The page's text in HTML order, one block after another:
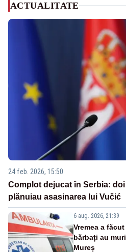
ACTUALITATE
24 feb. 2026, 15:50
Complot dejucat în Serbia:
plănuiau asasinarea lui Vučić
6 aug. 2026, 21:39
Vremea a
bărbați au
Mureș